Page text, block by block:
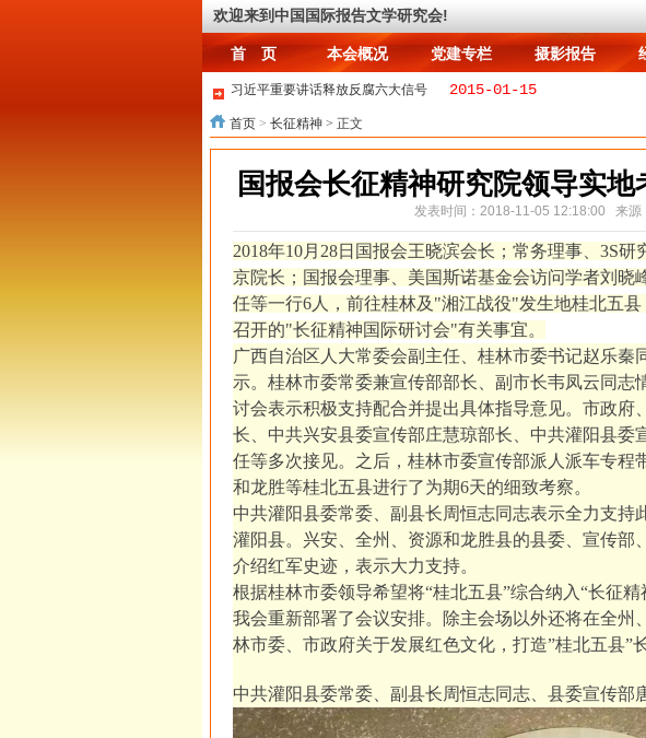
欢迎来到中国国际报告文学研究会!
首 页
首 页
本会概况
本会概况
党建专栏
党建专栏
摄影报告
习近平重要讲话释放反腐六大信号 2015-01-15
《砥砺奋进新征程》报告文学征文启事 2021-06-28
寒溪讲故事~球君与狐姐~1.九尾？七尾？ 2025-03-13
2015-01-05
中日重启海上磋商 消息称双方在钓鱼岛军力集中 2015-01-13
“伊斯兰国”黑客入侵美国中央司令部Twitter 2015-01-13
习近平：查处周永康等案件证明中共敢于直面问题 2015-01-14
首页 > 长征精神 > 正文
国报会长征精神研究院领导实
发表时间：2018-11-05 12:18:00 来源
2018年10月28日国报会王晓滨会长；常务理事、3S
京院长；国报会理事、美国斯诺基金会访问学者刘晓
任等一行6人，前往桂林及"湘江战役"发生地桂北五
召开的"长征精神国际研讨会"有关事宜。
广西自治区人大常委会副主任、桂林市委书记赵乐
示。桂林市委常委兼宣传部部长、副市长韦凤云同
讨会表示积极支持配合并提出具体指导意见。市政府
长、中共兴安县委宣传部庄慧琼部长、中共灌阳县委
任等多次接见。之后，桂林市委宣传部派人派车专程
和龙胜等桂北五县进行了为期6天的细致考察。
中共灌阳县委常委、副县长周恒志同志表示全力支持
灌阳县。兴安、全州、资源和龙胜县的县委、宣传部
介绍红军史迹，表示大力支持。
根据桂林市委领导希望将“桂北五县”综合纳入“长征
我会重新部署了会议安排。除主会场以外还将在全州
林市委、市政府关于发展红色文化，打造”桂北五县”
中共灌阳县委常委、副县长周恒志同志、县委宣传部